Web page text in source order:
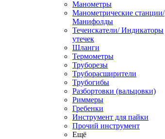
Манометры
Манометрические станции/
Манифолды
Течеискатели/ Индикаторы
утечек
Шланги
Термометры
Труборезы
Труборасширители
Трубогибы
Разбортовки (вальцовки)
Риммеры
Гребенки
Инструмент для пайки
Прочий инструмент
Ещё